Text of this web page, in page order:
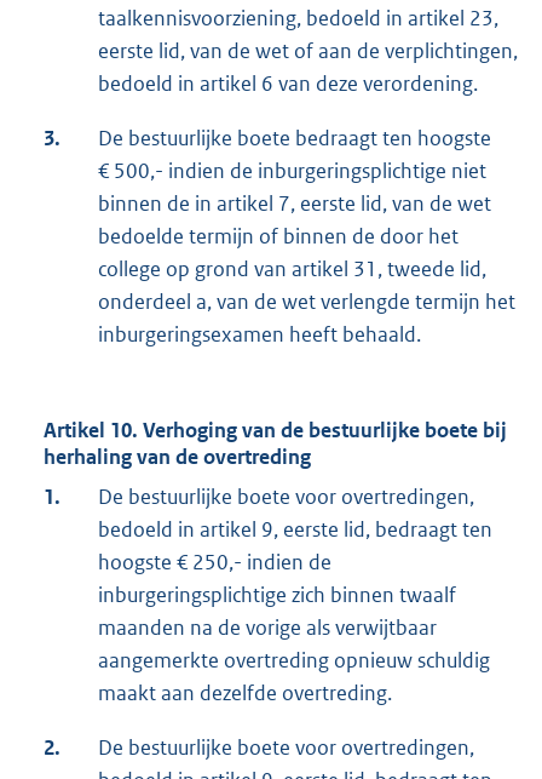
taalkennisvoorziening, bedoeld in artikel 23,
eerste lid, van de wet of aan de verplichtingen,
bedoeld in artikel 6 van deze verordening.
3.
De bestuurlijke boete bedraagt ten hoogste
€ 500,- indien de inburgeringsplichtige niet
binnen de in artikel 7, eerste lid, van de wet
bedoelde termijn of binnen de door het
college op grond van artikel 31, tweede lid,
onderdeel a, van de wet verlengde termijn het
inburgeringsexamen heeft behaald.
Artikel 10. Verhoging van de bestuurlijke boete bij
herhaling van de overtreding
1.
De bestuurlijke boete voor overtredingen,
bedoeld in artikel 9, eerste lid, bedraagt ten
hoogste € 250,- indien de
inburgeringsplichtige zich binnen twaalf
maanden na de vorige als verwijtbaar
aangemerkte overtreding opnieuw schuldig
maakt aan dezelfde overtreding.
2.
De bestuurlijke boete voor overtredingen,